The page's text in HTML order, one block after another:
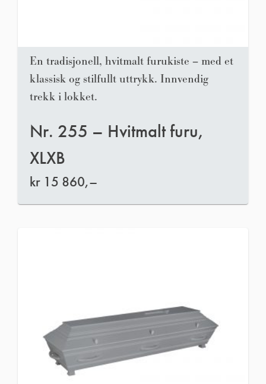
En tradisjonell, hvitmalt furukiste – med et
klassisk og stilfullt uttrykk. Innvendig
trekk i lokket.
Nr. 255 – Hvitmalt furu,
XLXB
kr 15 860,–